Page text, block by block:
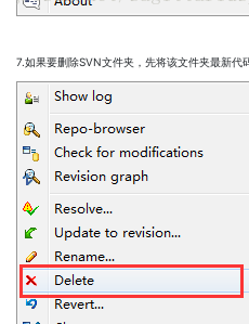
7.如果要删除SVN文件夹，先将该文件夹最新